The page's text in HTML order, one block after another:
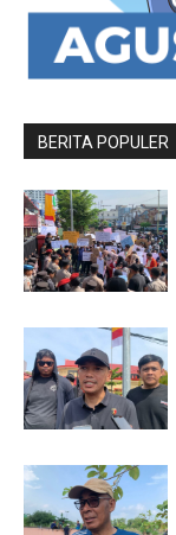
BERITA POPULER